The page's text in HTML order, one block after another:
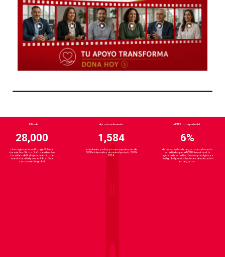
Más de
28,000
citas registradas en Google Scholar
durante los últimos 5 años evidencian
la solidez del trabajo académico de
nuestra facultad y su contribución al
conocimiento global.
Aproximadamente
1,584
estudiantes participaron en experiencias de
COOP e internados durante el período 2019-
2024.
La FAE forma parte del
6%
de las escuelas de negocios en el mundo
acreditadas por AACSB International, la
agencia de acreditación más prestigiosa a
nivel global para instituciones de educación
en negocios.